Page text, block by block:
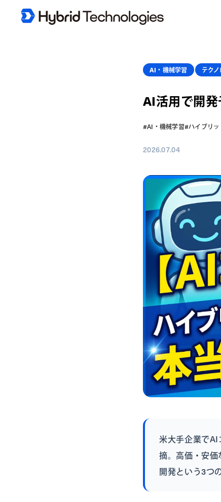
AI・機械学習 テク
AI活用で開発
#AI・機械学習#ハイブリ
2026.07.04
米大手企業で
摘。高価・安
開発という3つ